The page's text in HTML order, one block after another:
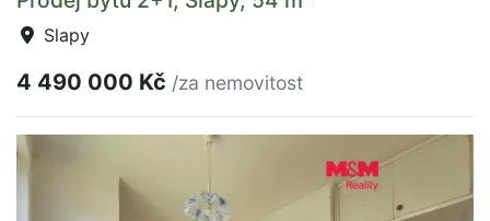
Slapy
4 490 000 Kč /za nemovitost